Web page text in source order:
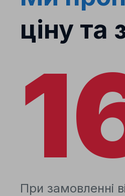
ціну та
При замовленні